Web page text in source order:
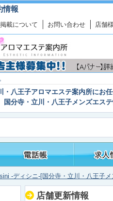
情報
掲載について お問い合わせ 店舗
・八王子アロマエステ案内所にお
国分寺・立川・八王子メンズエス
-ディシニ-[国分寺・立川・八王子メ
店舗更新情報